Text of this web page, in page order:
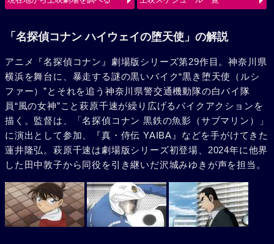
「名探偵コナン ハイウェイの堕天使」の解説
アニメ『名探偵コナン』劇場版シリーズ第29作目。神奈川県
横浜を舞台に、暴走する謎の黒いバイク“黒き堕天使（ルシ
ファー）”とそれを追う神奈川県警交通機動隊の白バイ隊
員“風の女神”こと萩原千速が繰り広げるバイクアクションを
描く。監督は、「名探偵コナン 黒鉄の魚影（サブマリン）」
に演出として参加、『真・侍伝 YAIBA』などを手がけてきた
蓮井隆弘。萩原千速は劇場版シリーズ初登場、2024年に他界
した田中敦子から同役を引き継いだ沢城みゆきが声を担当。